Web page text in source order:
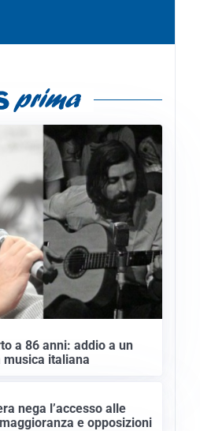
a 86 anni: addio a un
italiana
nega l’accesso alle
e opposizioni